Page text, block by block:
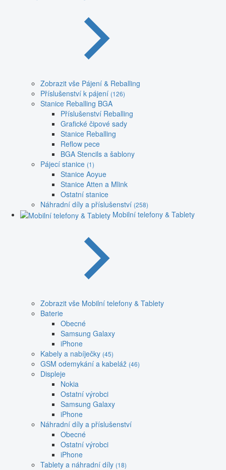
Zobrazit vše Pájení & Reballing
Příslušenství k pájení (126)
Stanice Reballing BGA
Příslušenství Reballing
Grafické čipové sady
Stanice Reballing
Reflow pece
BGA Stencils a šablony
Pájecí stanice (1)
Stanice Aoyue
Stanice Atten a Mlink
Ostatní stanice
Náhradní díly a příslušenství (258)
Mobilní telefony & Tablety
Zobrazit vše Mobilní telefony & Tablety
Baterie
Obecné
Samsung Galaxy
iPhone
Kabely a nabíječky (45)
GSM odemykání a kabeláž (46)
Displeje
Nokia
Ostatní výrobci
Samsung Galaxy
iPhone
Náhradní díly a příslušenství
Obecné
Ostatní výrobci
iPhone
Tablety a náhradní díly (18)